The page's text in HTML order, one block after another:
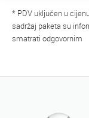
* PDV uključen u
sadržaj paketa su
smatrati odgovornim